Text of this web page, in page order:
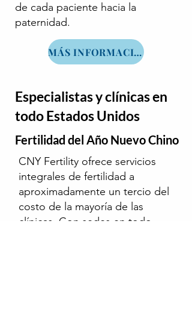
de cada paciente hacia la
paternidad.
MÁS INFORMACIÓN
Especialistas y clínicas en
todo Estados Unidos
Fertilidad del Año Nuevo Chino
CNY Fertility ofrece servicios
integrales de fertilidad a
aproximadamente un tercio del
costo de la mayoría de las
clínicas. Con sedes en todo